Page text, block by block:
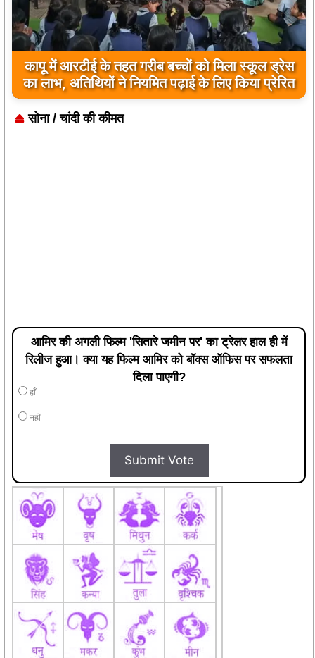
नांदघाट-मुंगेली रोड होगा फोरलेन, राज्य शासन ने मंजूर
किए 21.81 करोड़
सोना / चांदी की कीमत
आमिर की अगली फिल्म 'सितारे जमीन पर' का ट्रेलर हाल ही में
रिलीज हुआ। क्या यह फिल्म आमिर को बॉक्स ऑफिस पर सफलता
दिला पाएगी?
हाँ
नहीं
Submit Vote